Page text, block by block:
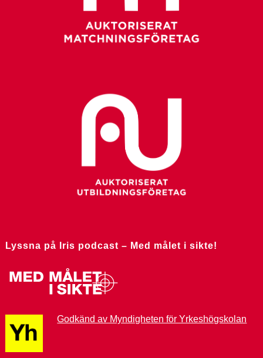
Lyssna på Iris podcast – Med målet i sikte!
Godkänd av Myndigheten för Yrkeshögskolan